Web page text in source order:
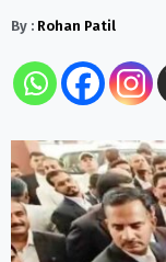
By : Rohan Patil